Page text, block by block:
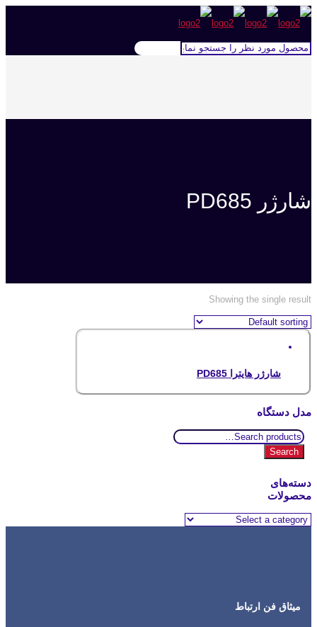
شارژر PD685
Showing the single result
شارژر هایترا PD685
مدل دستگاه
Search
for:
Search
دسته‌های
محصولات
میثاق فن ارتباط